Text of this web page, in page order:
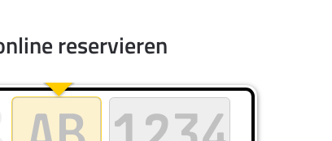
reservieren